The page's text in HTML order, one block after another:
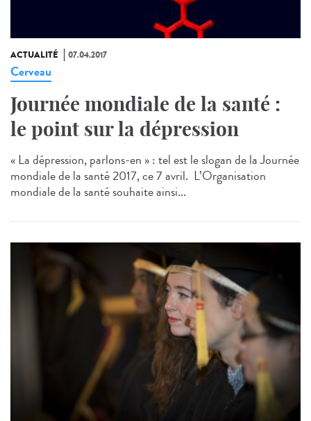
ACTUALITÉ 07.04.2017
Cerveau
Journée mondiale de la santé :
le point sur la dépression
« La dépression, parlons-en » : tel est le slogan de la Journée
mondiale de la santé 2017, ce 7 avril. L’Organisation
mondiale de la santé souhaite ainsi...